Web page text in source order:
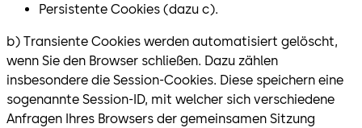
Persistente Cookies (dazu c).
b) Transiente Cookies werden automatisiert gelöscht,
wenn Sie den Browser schließen. Dazu zählen
insbesondere die Session-Cookies. Diese speichern eine
sogenannte Session-ID, mit welcher sich verschiedene
Anfragen Ihres Browsers der gemeinsamen Sitzung